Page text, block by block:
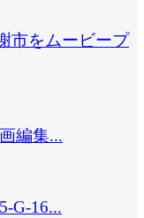
市をムービープ
編集...
G-16...